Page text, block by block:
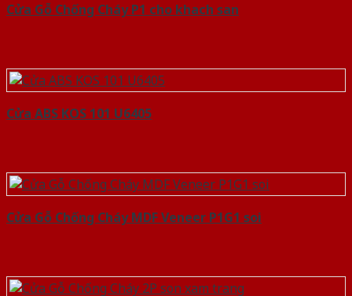
Cửa Gỗ Chống Cháy P1 cho khach san
Cửa ABS KOS 101 U6405
Cửa Gỗ Chống Cháy MDF Veneer P1G1 soi